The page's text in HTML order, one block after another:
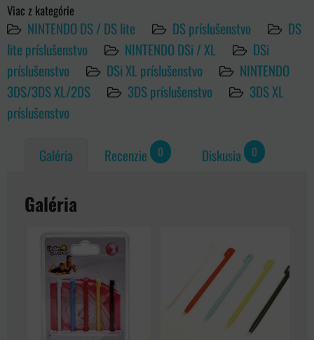
Viac z kategórie
NINTENDO DS / DS lite DS príslušenstvo
DS
lite príslušenstvo
NINTENDO DSi / XL
DSi
príslušenstvo
DSi XL príslušenstvo
NINTENDO
3DS/3DS XL/2DS
3DS príslušenstvo
3DS XL
príslušenstvo
Galéria Recenzie 0 Diskusia 0
Galéria